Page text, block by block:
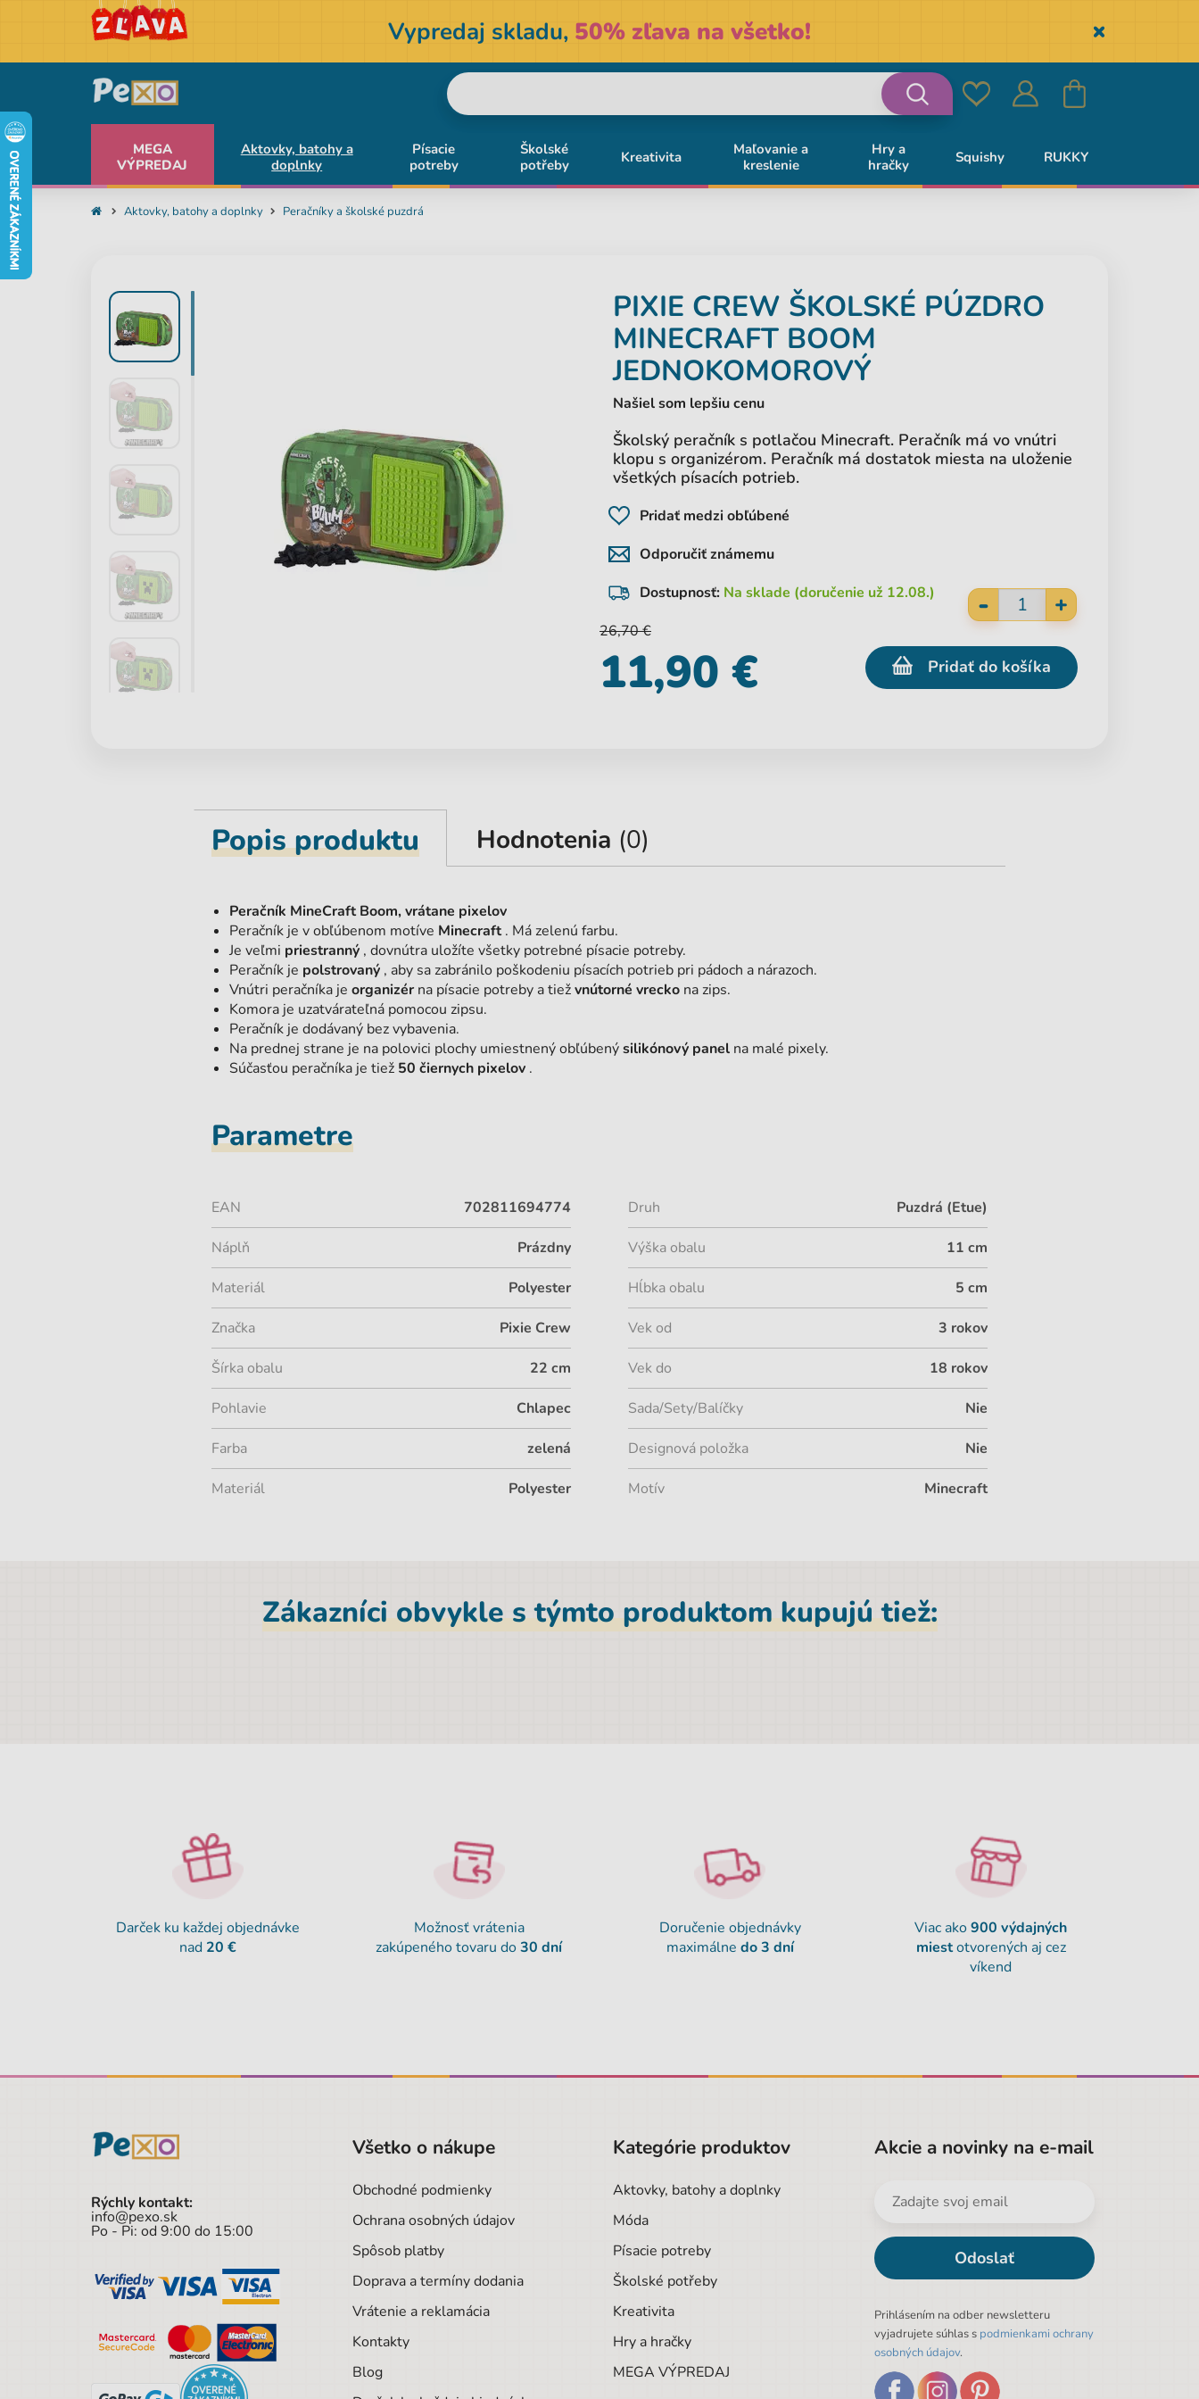
Vypredaj skladu, 50% zľava na všetko! Skryť
ObľúbenéPrihlásiť Košík
MEGA
VÝPREDAJ
Aktovky, batohy a
doplnky
Písacie
potreby
Školské
potřeby
Kreativita
Maľovanie a
kreslenie
Hry a
hračky
Squishy RUKKY
Aktovky, batohy a doplnky Peračníky a školské puzdrá
PIXIE CREW ŠKOLSKÉ PÚZDRO
MINECRAFT BOOM
JEDNOKOMOROVÝ
Našiel som lepšiu cenu
Školský peračník s potlačou Minecraft. Peračník má vo vnútri
klopu s organizérom. Peračník má dostatok miesta na uloženie
všetkých písacích potrieb.
Pridať medzi obľúbené
Odporučiť známemu
Dostupnosť: Na sklade (doručenie už 12.08.) - +
26,70 €
11,90 € Pridať do košíka
Popis produktu Hodnotenia (0)
Peračník MineCraft Boom, vrátane pixelov
Peračník je v obľúbenom motíve Minecraft. Má zelenú farbu.
Je veľmi priestranný , dovnútra uložíte všetky potrebné písacie potreby.
Peračník je polstrovaný , aby sa zabránilo poškodeniu písacích potrieb pri pádoch a nárazoch.
Vnútri peračníka je organizér na písacie potreby a tiežvnútorné vrecko na zips.
Komora je uzatvárateľná pomocou zipsu.
Peračník je dodávaný bez vybavenia.
Na prednej strane je na polovici plochy umiestnený obľúbenýsilikónový panel na malé pixely.
Súčasťou peračníka je tiež 50 čiernych pixelov .
Parametre
EAN 702811694774
Náplň Prázdny
Materiál Polyester
Značka Pixie Crew
Šírka obalu 22 cm
Pohlavie Chlapec
Farba zelená
Materiál Polyester
Druh Puzdrá (Etue)
Výška obalu 11 cm
Hĺbka obalu 5 cm
Vek od 3 rokov
Vek do 18 rokov
Sada/Sety/Balíčky Nie
Designová položka Nie
Motív Minecraft
Zákazníci obvykle s týmto produktom kupujú tiež:
Darček ku každej objednávke
nad 20 €
Možnosť vrátenia
zakúpeného tovaru do30 dní
Doručenie objednávky
maximálne do 3 dní
Viac ako900výdajných
miestotvorených aj cez
víkend
Rýchly kontakt:
info@pexo.sk
Po - Pi: od 9:00 do 15:00
Všetko o nákupe
Obchodné podmienky
Ochrana osobných údajov
Spôsob platby
Doprava a termíny dodania
Vrátenie a reklamácia
Kontakty
Blog
Kategórie produktov
Aktovky, batohy a doplnky
Móda
Písacie potreby
Školské potřeby
Kreativita
Hry a hračky
MEGA VÝPREDAJ
Akcie a novinky na e-mail
Odoslať
Prihlásením na odber newsletteru
vyjadrujete súhlas s podmienkami ochrany
osobných údajov.